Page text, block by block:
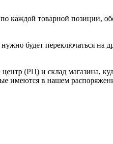
каждой товарной
будет переключаться
(РЦ) и склад магазина,
имеются в нашем